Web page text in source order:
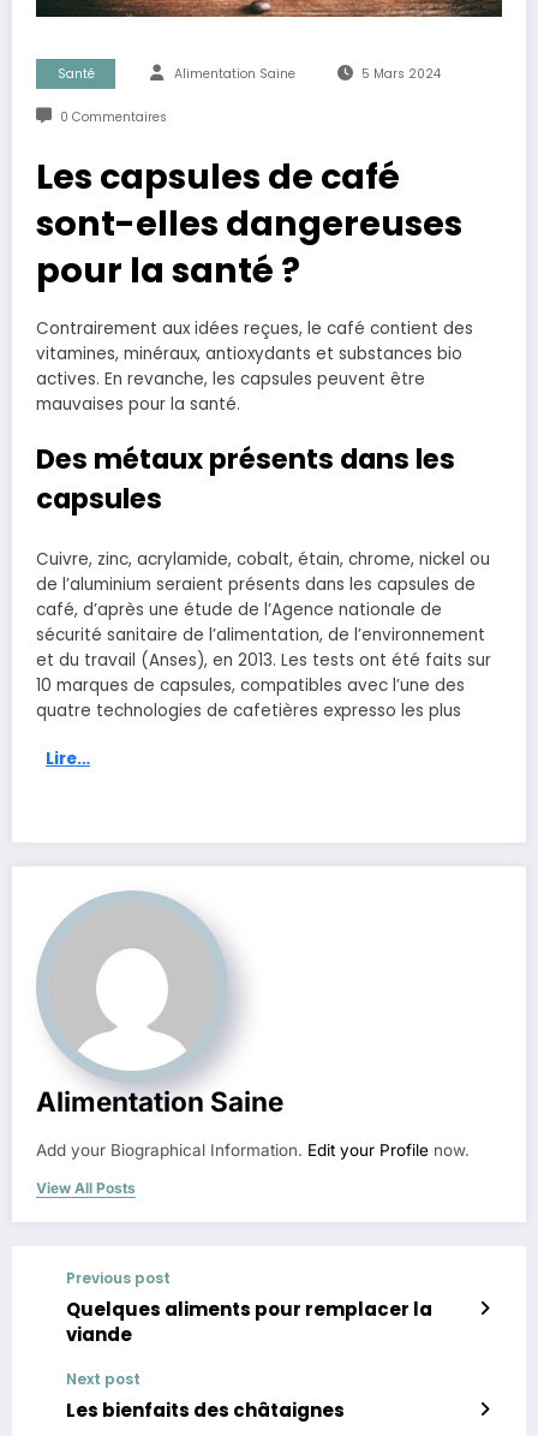
Santé Alimentation Saine 5 Mars 2024
0 Commentaires
Les capsules de café
sont-elles dangereuses
pour la santé ?
Contrairement aux idées reçues, le café contient des
vitamines, minéraux, antioxydants et substances bio
actives. En revanche, les capsules peuvent être
mauvaises pour la santé.
Des métaux présents dans les
capsules
Cuivre, zinc, acrylamide, cobalt, étain, chrome, nickel ou
de l’aluminium seraient présents dans les capsules de
café, d’après une étude de l’Agence nationale de
sécurité sanitaire de l’alimentation, de l’environnement
et du travail (Anses), en 2013. Les tests ont été faits sur
10 marques de capsules, compatibles avec l’une des
quatre technologies de cafetières expresso les plus
Lire…
Alimentation Saine
Add your Biographical Information. Edit your Profile now.
View All Posts
Previous post
Quelques aliments pour remplacer la
viande
Next post
Les bienfaits des châtaignes